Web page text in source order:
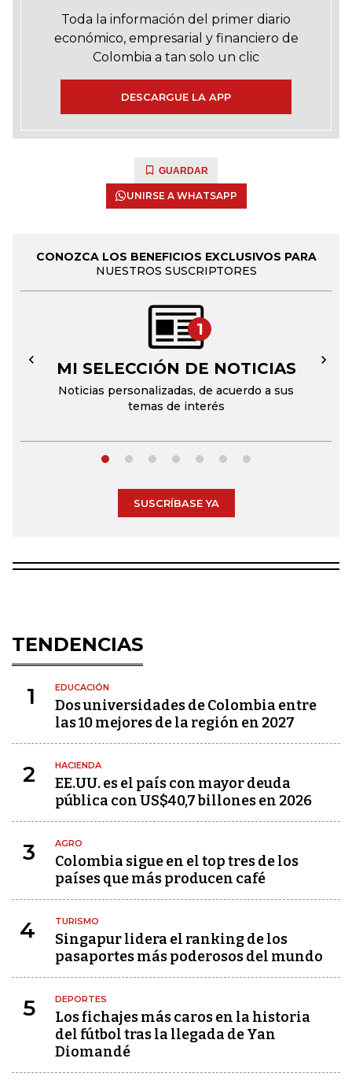
Toda la información del primer diario
económico, empresarial y financiero de
Colombia a tan solo un clic
DESCARGUE LA APP
GUARDAR
UNIRSE A WHATSAPP
CONOZCA LOS BENEFICIOS EXCLUSIVOS PARA
NUESTROS SUSCRIPTORES
1
MI SELECCIÓN DE NOTICIAS
Noticias personalizadas, de acuerdo a sus
temas de interés
← →
SUSCRÍBASE YA
TENDENCIAS
1 EDUCACIÓN
Dos universidades de Colombia entre
las 10 mejores de la región en 2027
2 HACIENDA
EE.UU. es el país con mayor deuda
pública con US$40,7 billones en 2026
3 AGRO
Colombia sigue en el top tres de los
países que más producen café
4 TURISMO
Singapur lidera el ranking de los
pasaportes más poderosos del mundo
5 DEPORTES
Los fichajes más caros en la historia
del fútbol tras la llegada de Yan
Diomandé